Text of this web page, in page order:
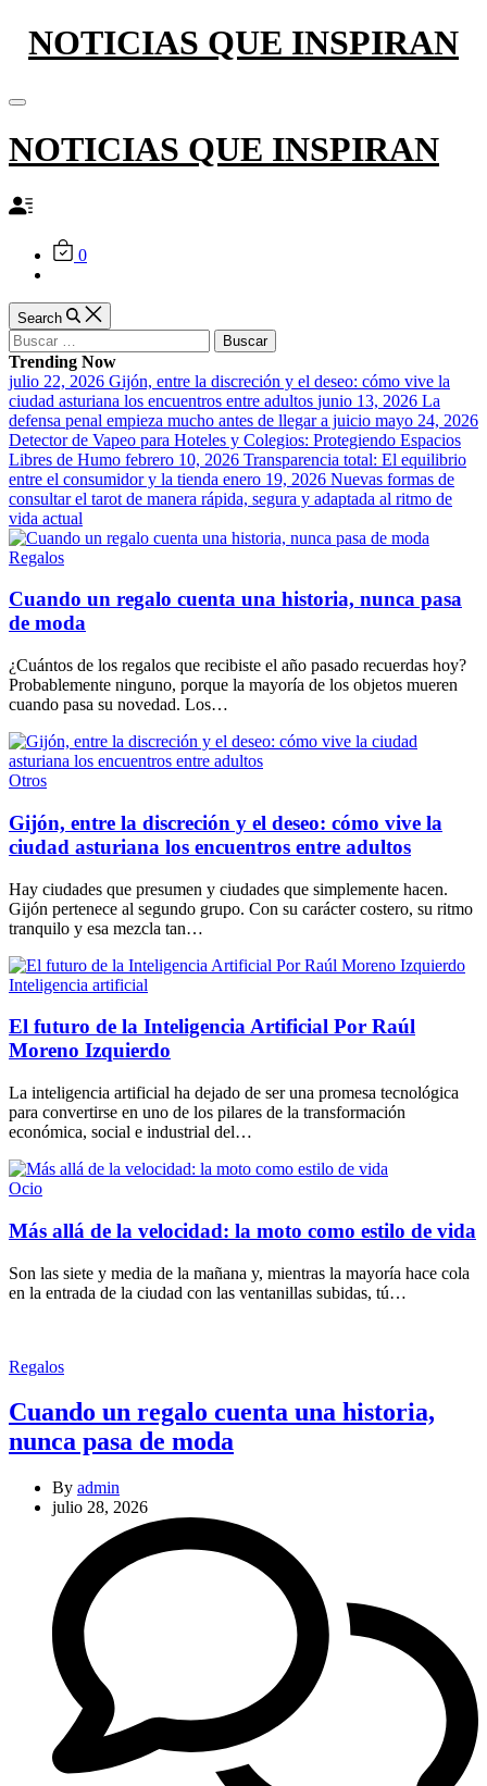
SkipNOTICIAS QUE INSPIRAN
Off
NOTICIAS QUE INSPIRAN
0
Search
Buscar:
Trending Now
julio 22, 2026 Gijón, entre la discreción y el deseo: cómo vive la
ciudad asturiana los encuentros entre adultos junio 13, 2026 La
defensa penal empieza mucho antes de llegar a juicio mayo 24, 2026
Detector de Vapeo para Hoteles y Colegios: Protegiendo Espacios
Libres de Humo febrero 10, 2026 Transparencia total: El equilibrio
entre el consumidor y la tienda enero 19, 2026 Nuevas formas de
consultar el tarot de manera rápida, segura y adaptada al ritmo de
vida actual
Categories
Regalos
Cuando un regalo cuenta una historia, nunca pasa
de moda
¿Cuántos de los regalos que recibiste el año pasado recuerdas hoy?
Probablemente ninguno, porque la mayoría de los objetos mueren
cuando pasa su novedad. Los…
Categories
Otros
Gijón, entre la discreción y el deseo: cómo vive la
ciudad asturiana los encuentros entre adultos
Hay ciudades que presumen y ciudades que simplemente hacen.
Gijón pertenece al segundo grupo. Con su carácter costero, su ritmo
tranquilo y esa mezcla tan…
Categories
Inteligencia artificial
El futuro de la Inteligencia Artificial Por Raúl
Moreno Izquierdo
La inteligencia artificial ha dejado de ser una promesa tecnológica
para convertirse en uno de los pilares de la transformación
económica, social e industrial del…
Categories
Ocio
Más allá de la velocidad: la moto como estilo de vida
Son las siete y media de la mañana y, mientras la mayoría hace cola
en la entrada de la ciudad con las ventanillas subidas, tú…
Categories
Regalos
Cuando un regalo cuenta una historia,
nunca pasa de moda
By admin
julio 28, 2026